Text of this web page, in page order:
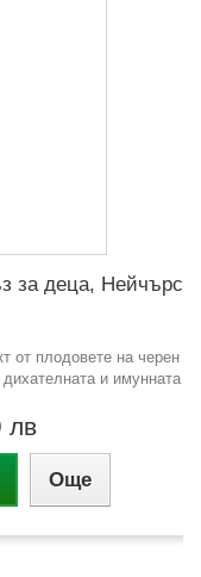
за деца, Нейчърс
от плодовете на черен
и имунната
лв
Още